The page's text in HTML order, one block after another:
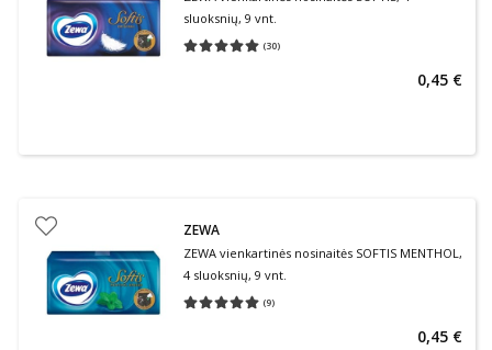
sluoksnių, 9 vnt.
(30)
Vidutinis įvertinimas 5.00
0,45 €
ZEWA
ZEWA vienkartinės nosinaitės SOFTIS MENTHOL,
4 sluoksnių, 9 vnt.
(9)
Vidutinis įvertinimas 5.00
0,45 €